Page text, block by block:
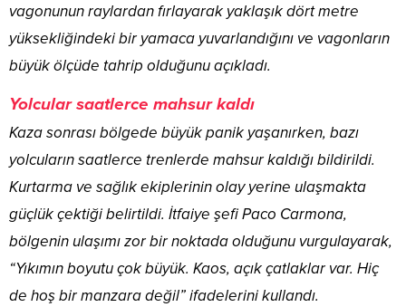
vagonunun raylardan fırlayarak yaklaşık dört metre
yüksekliğindeki bir yamaca yuvarlandığını ve vagonların
büyük ölçüde tahrip olduğunu açıkladı.
Yolcular saatlerce mahsur kaldı
Kaza sonrası bölgede büyük panik yaşanırken, bazı
yolcuların saatlerce trenlerde mahsur kaldığı bildirildi.
Kurtarma ve sağlık ekiplerinin olay yerine ulaşmakta
güçlük çektiği belirtildi. İtfaiye şefi Paco Carmona,
bölgenin ulaşımı zor bir noktada olduğunu vurgulayarak,
“Yıkımın boyutu çok büyük. Kaos, açık çatlaklar var. Hiç
de hoş bir manzara değil” ifadelerini kullandı.